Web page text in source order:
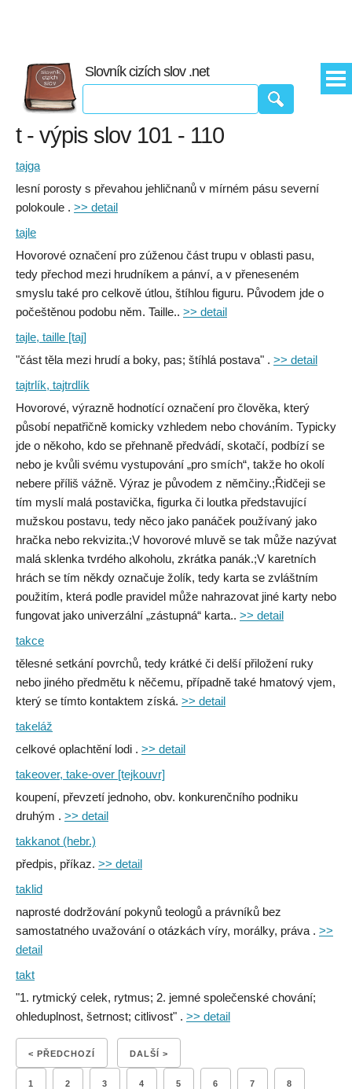
Slovník cizích slov .net
t - výpis slov 101 - 110
tajga
lesní porosty s převahou jehličnanů v mírném pásu severní
polokoule . >> detail
tajle
Hovorové označení pro zúženou část trupu v oblasti pasu,
tedy přechod mezi hrudníkem a pánví, a v přeneseném
smyslu také pro celkově útlou, štíhlou figuru. Původem jde o
počeštěnou podobu něm. Taille.. >> detail
tajle, taille [taj]
"část těla mezi hrudí a boky, pas; štíhlá postava" . >> detail
tajtrlík, tajtrdlík
Hovorové, výrazně hodnotící označení pro člověka, který
působí nepatřičně komicky vzhledem nebo chováním. Typicky
jde o někoho, kdo se přehnaně předvádí, skotačí, podbízí se
nebo je kvůli svému vystupování „pro smích“, takže ho okolí
nebere příliš vážně. Výraz je původem z němčiny.;Řidčeji se
tím myslí malá postavička, figurka či loutka představující
mužskou postavu, tedy něco jako panáček používaný jako
hračka nebo rekvizita.;V hovorové mluvě se tak může nazývat
malá sklenka tvrdého alkoholu, zkrátka panák.;V karetních
hrách se tím někdy označuje žolík, tedy karta se zvláštním
použitím, která podle pravidel může nahrazovat jiné karty nebo
fungovat jako univerzální „zástupná“ karta.. >> detail
takce
tělesné setkání povrchů, tedy krátké či delší přiložení ruky
nebo jiného předmětu k něčemu, případně také hmatový vjem,
který se tímto kontaktem získá. >> detail
takeláž
celkové oplachtění lodi . >> detail
takeover, take-over [tejkouvr]
koupení, převzetí jednoho, obv. konkurenčního podniku
druhým . >> detail
takkanot (hebr.)
předpis, příkaz. >> detail
taklid
naprosté dodržování pokynů teologů a právníků bez
samostatného uvažování o otázkách víry, morálky, práva . >>
detail
takt
"1. rytmický celek, rytmus; 2. jemné společenské chování;
ohleduplnost, šetrnost; citlivost" . >> detail
< PŘEDCHOZÍ DALŠÍ >
1 2 3 4 5 6 7 8